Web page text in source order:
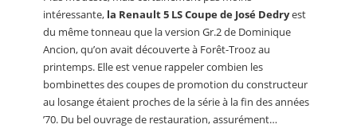
intéressante, la Renault 5 LS Coupe de José Dedryest
du même tonneau que la version Gr.2 de Dominique
Ancion, qu’on avait découverte à Forêt-Trooz au
printemps. Elle est venue rappeler combien les
bombinettes des coupes de promotion du constructeur
au losange étaient proches de la série à la fin des années
’70. Du bel ouvrage de restauration, assurément…